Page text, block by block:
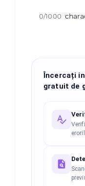
0/1000
Încercați
gratuit de